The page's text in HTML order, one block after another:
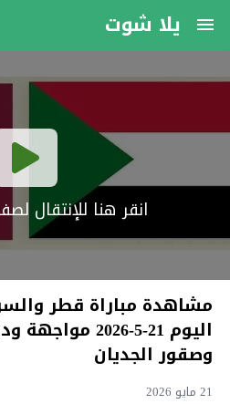
يلا شوت
انقر هنا للإنتقال
مشاهدة مباراة قطر
اليوم 21-5-2026
وصقور الجديان
21 مايو 2026